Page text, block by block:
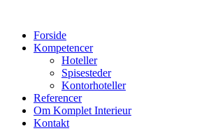
Forside
Kompetencer
Hoteller
Spisesteder
Kontorhoteller
Referencer
Om Komplet Interieur
Kontakt